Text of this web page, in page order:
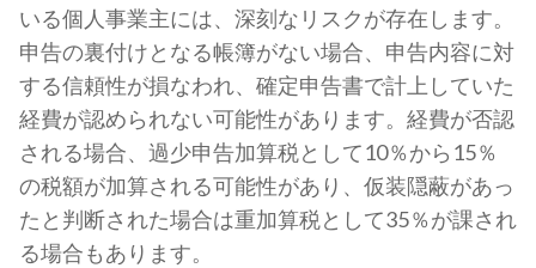
いる個人事業主には、深刻なリスクが存在します。
申告の裏付けとなる帳簿がない場合、申告内容に対
する信頼性が損なわれ、確定申告書で計上していた
経費が認められない可能性があります。経費が否認
される場合、過少申告加算税として10％から15％
の税額が加算される可能性があり、仮装隠蔽があっ
たと判断された場合は重加算税として35％が課され
る場合もあります。